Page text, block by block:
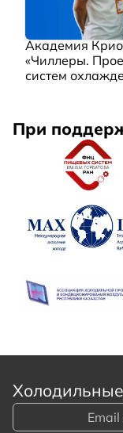
Академия
«Чиллеры.
систем
При